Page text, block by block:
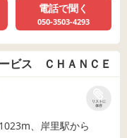
電話で聞く
050-3503-4293
ビス ＣＨＡＮＣＥ
リストに
保存
、岸里駅から